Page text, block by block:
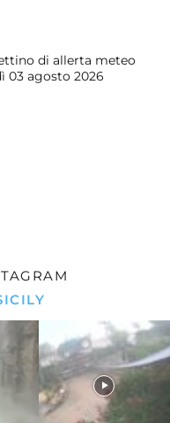
di allerta meteo
03 agosto 2026